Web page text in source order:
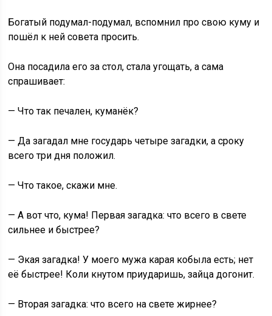
Богатый подумал-подумал, вспомнил про свою куму и
пошёл к ней совета просить.
Она посадила его за стол, стала угощать, а сама
спрашивает:
— Что так печален, куманёк?
— Да загадал мне государь четыре загадки, а сроку
всего три дня положил.
— Что такое, скажи мне.
— А вот что, кума! Первая загадка: что всего в свете
сильнее и быстрее?
— Экая загадка! У моего мужа карая кобыла есть; нет
её быстрее! Коли кнутом приударишь, зайца догонит.
— Вторая загадка: что всего на свете жирнее?